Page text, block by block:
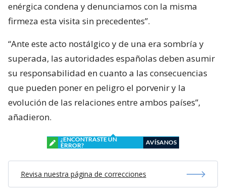
enérgica condena y denunciamos con la misma
firmeza esta visita sin precedentes”.
“Ante este acto nostálgico y de una era sombría y
superada, las autoridades españolas deben asumir
su responsabilidad en cuanto a las consecuencias
que pueden poner en peligro el porvenir y la
evolución de las relaciones entre ambos países”,
añadieron.
¿ENCONTRASTE UN
ERROR?
AVÍSANOS
Revisa nuestra página de correcciones